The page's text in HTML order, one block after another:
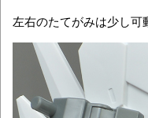
左右のたてがみは少し可